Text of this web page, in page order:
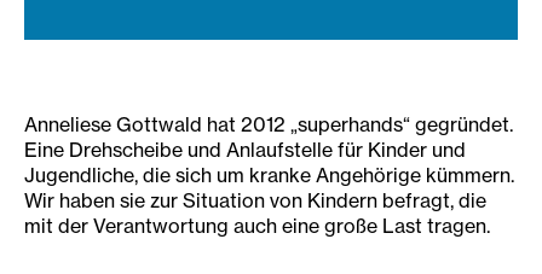
Anneliese Gottwald hat 2012 „superhands“ gegründet.
Eine Drehscheibe und Anlaufstelle für Kinder und
Jugendliche, die sich um kranke Angehörige kümmern.
Wir haben sie zur Situation von Kindern befragt, die
mit der Verantwortung auch eine große Last tragen.